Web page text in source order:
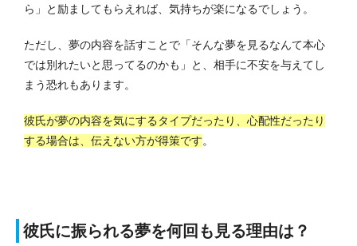
ら」と励ましてもらえれば、気持ちが楽になるでしょう。
ただし、夢の内容を話すことで「そんな夢を見るなんて本心
では別れたいと思ってるのかも」と、相手に不安を与えてし
まう恐れもあります。
彼氏が夢の内容を気にするタイプだったり、心配性だったり
する場合は、伝えない方が得策です。
彼氏に振られる夢を何回も見る理由は？